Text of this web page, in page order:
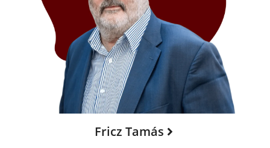
Fricz Tamás